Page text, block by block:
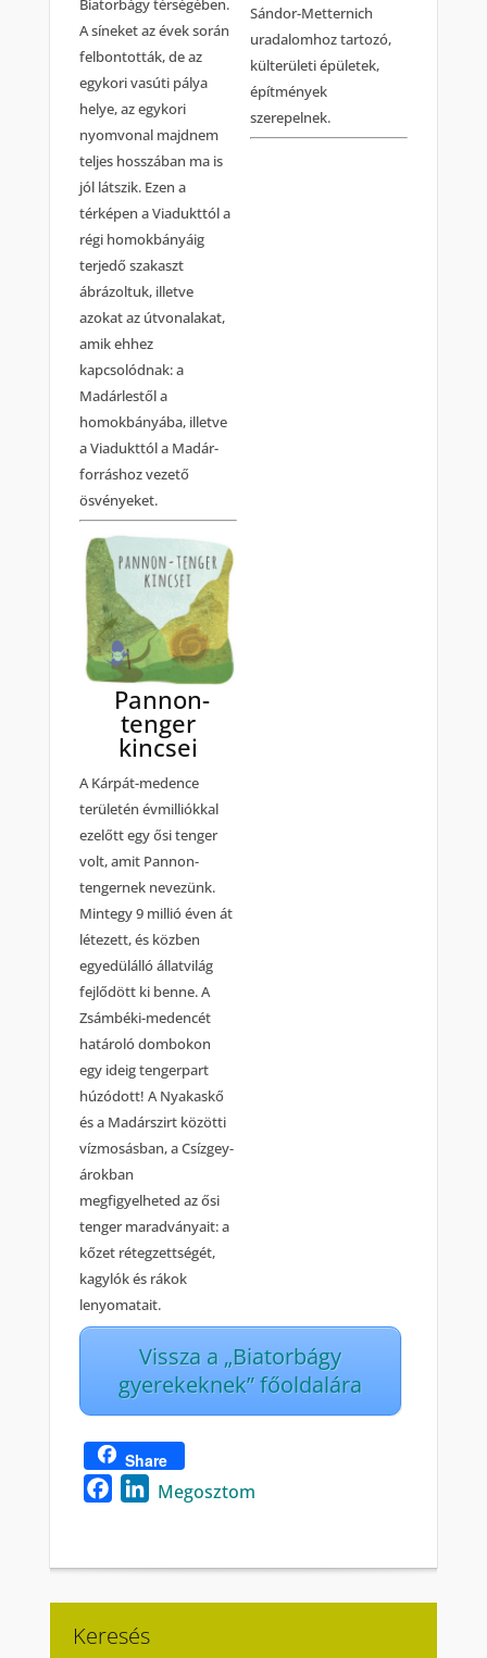
Biatorbágy térségében.
A síneket az évek során
felbontották, de az
egykori vasúti pálya
helye, az egykori
nyomvonal majdnem
teljes hosszában ma is
jól látszik. Ezen a
térképen a Viadukttól a
régi homokbányáig
terjedő szakaszt
ábrázoltuk, illetve
azokat az útvonalakat,
amik ehhez
kapcsolódnak: a
Madárlestől a
homokbányába, illetve
a Viadukttól a Madár-
forráshoz vezető
ösvényeket.
Sándor-Metternich
uradalomhoz tartozó,
külterületi épületek,
építmények
szerepelnek.
Pannon-
tenger
kincsei
A Kárpát-medence
területén évmilliókkal
ezelőtt egy ősi tenger
volt, amit Pannon-
tengernek nevezünk.
Mintegy 9 millió éven át
létezett, és közben
egyedülálló állatvilág
fejlődött ki benne. A
Zsámbéki-medencét
határoló dombokon
egy ideig tengerpart
húzódott! A Nyakaskő
és a Madárszirt közötti
vízmosásban, a Csízgey-
árokban
megfigyelheted az ősi
tenger maradványait: a
kőzet rétegzettségét,
kagylók és rákok
lenyomatait.
Vissza a „Biatorbágy
gyerekeknek” főoldalára
Share
FacebookLinkedIn
Megosztom
Keresés